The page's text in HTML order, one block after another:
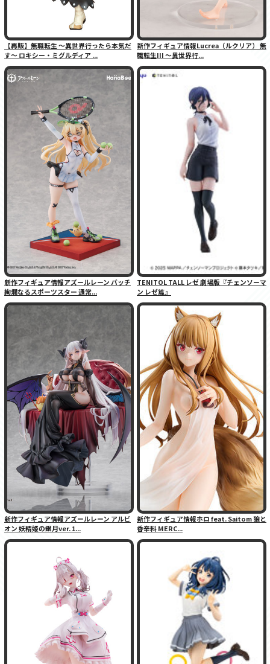
【再販】無職転生 〜異世界行ったら本気だ
す〜 ロキシー・ミグルディア ...
新作フィギュア情報Lucrea（ルクリア） 無
職転生III 〜異世界行...
新作フィギュア情報アズールレーン バッチ
絢爛なるスポーツスター 通常...
TENITOL TALL レゼ 劇場版『チェンソーマ
ン レゼ篇』
新作フィギュア情報アズールレーン アルビ
オン 妖精姫の銀月ver. 1...
新作フィギュア情報ホロ feat. Saitom 狼と
香辛料 MERC...